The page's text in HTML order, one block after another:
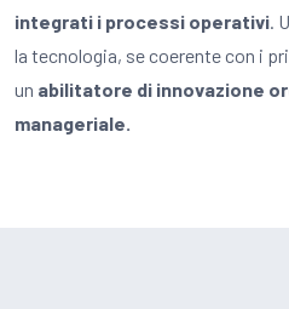
integrati i processi operativi.
la tecnologia, se coerente con i
un abilitatore di innovazione
manageriale.